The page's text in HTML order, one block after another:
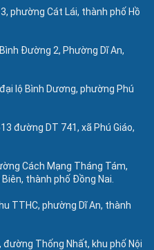
phường Cát Lái, thành phố Hồ
Đường 2, Phường Dĩ An,
lộ Bình Dương, phường Phú
đường DT 741, xã Phú Giáo,
Cách Mạng Tháng Tám,
thành phố Đồng Nai.
TTHC, phường Dĩ An, thành
đường Thống Nhất, khu phố Nội